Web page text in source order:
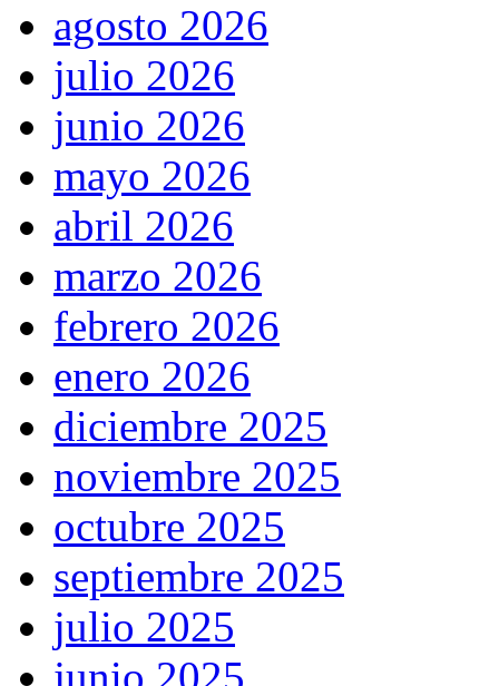
agosto 2026
julio 2026
junio 2026
mayo 2026
abril 2026
marzo 2026
febrero 2026
enero 2026
diciembre 2025
noviembre 2025
octubre 2025
septiembre 2025
julio 2025